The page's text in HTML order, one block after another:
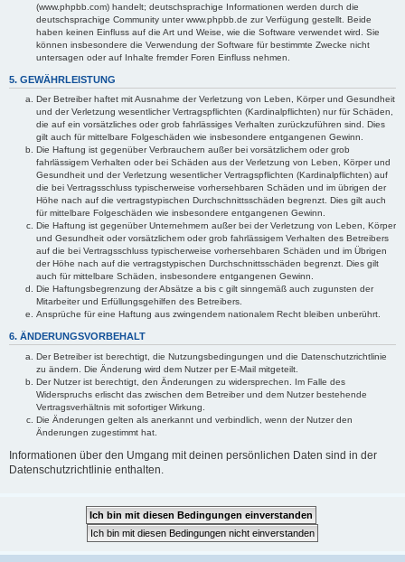
(www.phpbb.com) handelt; deutschsprachige Informationen werden durch die
deutschsprachige Community unter www.phpbb.de zur Verfügung gestellt. Beide
haben keinen Einfluss auf die Art und Weise, wie die Software verwendet wird. Sie
können insbesondere die Verwendung der Software für bestimmte Zwecke nicht
untersagen oder auf Inhalte fremder Foren Einfluss nehmen.
5. GEWÄHRLEISTUNG
Der Betreiber haftet mit Ausnahme der Verletzung von Leben, Körper und Gesundheit
und der Verletzung wesentlicher Vertragspflichten (Kardinalpflichten) nur für Schäden,
die auf ein vorsätzliches oder grob fahrlässiges Verhalten zurückzuführen sind. Dies
gilt auch für mittelbare Folgeschäden wie insbesondere entgangenen Gewinn.
Die Haftung ist gegenüber Verbrauchern außer bei vorsätzlichem oder grob
fahrlässigem Verhalten oder bei Schäden aus der Verletzung von Leben, Körper und
Gesundheit und der Verletzung wesentlicher Vertragspflichten (Kardinalpflichten) auf
die bei Vertragsschluss typischerweise vorhersehbaren Schäden und im übrigen der
Höhe nach auf die vertragstypischen Durchschnittsschäden begrenzt. Dies gilt auch
für mittelbare Folgeschäden wie insbesondere entgangenen Gewinn.
Die Haftung ist gegenüber Unternehmern außer bei der Verletzung von Leben, Körper
und Gesundheit oder vorsätzlichem oder grob fahrlässigem Verhalten des Betreibers
auf die bei Vertragsschluss typischerweise vorhersehbaren Schäden und im Übrigen
der Höhe nach auf die vertragstypischen Durchschnittsschäden begrenzt. Dies gilt
auch für mittelbare Schäden, insbesondere entgangenen Gewinn.
Die Haftungsbegrenzung der Absätze a bis c gilt sinngemäß auch zugunsten der
Mitarbeiter und Erfüllungsgehilfen des Betreibers.
Ansprüche für eine Haftung aus zwingendem nationalem Recht bleiben unberührt.
6. ÄNDERUNGSVORBEHALT
Der Betreiber ist berechtigt, die Nutzungsbedingungen und die Datenschutzrichtlinie
zu ändern. Die Änderung wird dem Nutzer per E-Mail mitgeteilt.
Der Nutzer ist berechtigt, den Änderungen zu widersprechen. Im Falle des
Widerspruchs erlischt das zwischen dem Betreiber und dem Nutzer bestehende
Vertragsverhältnis mit sofortiger Wirkung.
Die Änderungen gelten als anerkannt und verbindlich, wenn der Nutzer den
Änderungen zugestimmt hat.
Informationen über den Umgang mit deinen persönlichen Daten sind in der
Datenschutzrichtlinie enthalten.